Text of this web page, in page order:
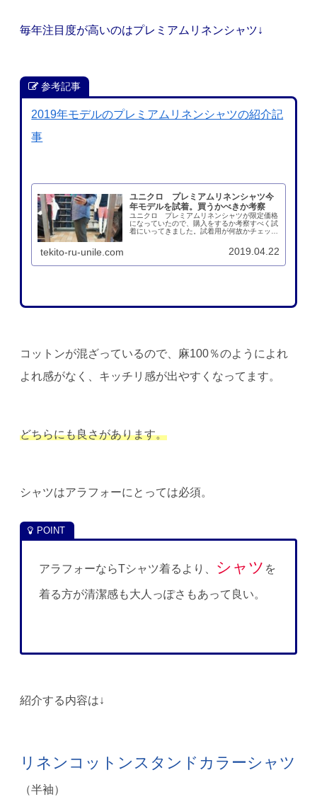
毎年注目度が高いのはプレミアムリネンシャツ↓
参考記事
2019年モデルのプレミアムリネンシャツの紹介記
事
ユニクロ プレミアムリネンシャツ今
年モデルを試着。買うかべきか考察
ユニクロ プレミアムリネンシャツが限定価格
になっていたので、購入をするか考察すべく試
着にいってきました。試着用が何故かチェック
ながら比較を実施。おすすめサイズとカラーを
tekito-ru-unile.com 2019.04.22
コットンが混ざっているので、麻100％のようによれ
よれ感がなく、キッチリ感が出やすくなってます。
どちらにも良さがあります。
シャツはアラフォーにとっては必須。
アラフォーならTシャツ着るより、 シャツ を
着る方が清潔感も大人っぽさもあって良い。
紹介する内容は↓
リネンコットンスタンドカラーシャツ
（半袖）